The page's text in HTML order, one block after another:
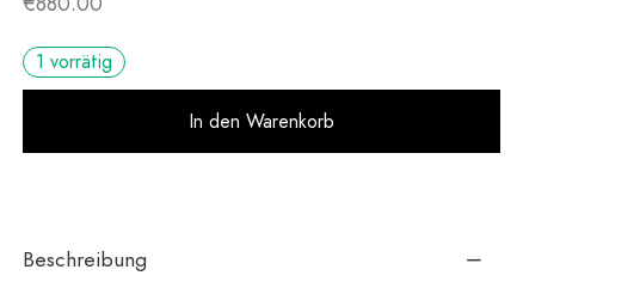
1 vorrätig
In den Warenkorb
Beschreibung